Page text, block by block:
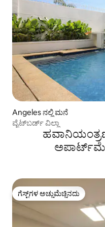
Angeles ನಲ್ಲಿ ಮನೆ
ವೈಟ್‌ಬರ್ಡ್ ವಿಲ್ಲಾ
ಗೆಸ್ಟ್‌ಗಳ ಅಚ್ಚುಮೆಚ್ಚಿನದು
ಗೆಸ್ಟ್‌ಗಳ ಅಚ್ಚುಮೆಚ್ಚಿನದು